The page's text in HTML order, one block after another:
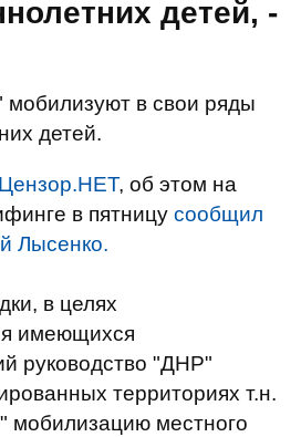
детей, -
в свои ряды
детей.
Цензор.НЕТ, об этом на
в пятницу сообщил
Лысенко.
в целях
имеющихся
руководство "ДНР"
территориях т.н.
мобилизацию местного